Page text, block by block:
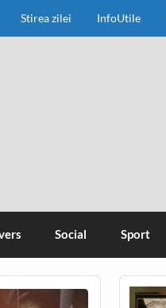
Stirea zilei InfoUtile
Social Sport